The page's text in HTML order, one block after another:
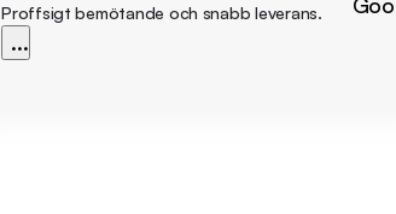
Proffsigt bemötande och snabb leverans.
...